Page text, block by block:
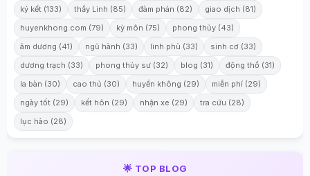
ký kết (133) thầy Linh (85) đàm phán (82)
giao dịch (81)
huyenkhong.com (79)
kỳ môn (75)
phong thủy (43)
âm dương (41)
ngũ hành (33) linh phù (33)
sinh cơ (33)
dương trạch (33)
phong thủy sư (32) blog (31)
động thổ (31)
la bàn (30)
cao thủ (30) huyền không (29)
miễn phí (29)
ngày tốt (29)
kết hôn (29) nhận xe (29)
tra cứu (28)
lục hào (28)
🌟 TOP BLOG